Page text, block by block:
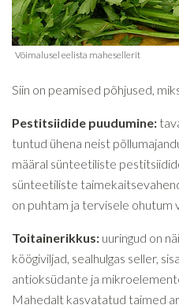
Siin on peamised põhjused,
Pestitsiidide puudumine:
tuntud ühena neist
määral sünteetiliste
sünteetiliste
on puhtam ja tervisele ohutum
Toitainerikkus: uuringud on
köögiviljad, sealhulgas seller,
antioksüdante ja
Mahedalt kasvatatud taimed